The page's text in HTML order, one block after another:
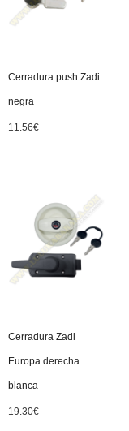
Cerradura push Zadi
negra
11.56€
Cerradura Zadi
Europa derecha
blanca
19.30€